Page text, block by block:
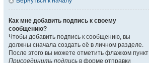
Как мне добавить подпись к своему
сообщению?
Чтобы добавить подпись к сообщению, вы
должны сначала создать её в личном разделе.
После этого вы можете отметить флажком пункт
Присоединить подпись в форме отправки